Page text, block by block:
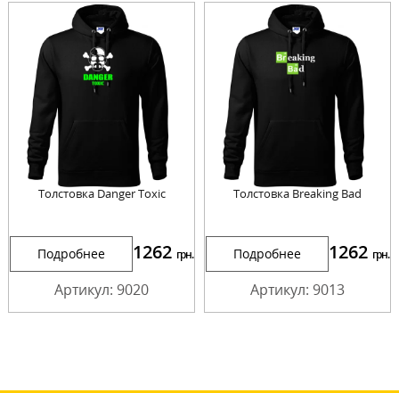
Толстовка Danger Toxic
Подробнее 1262 грн.
Артикул: 9020
Толстовка Breaking Bad
Подробнее 1262 грн.
Артикул: 9013